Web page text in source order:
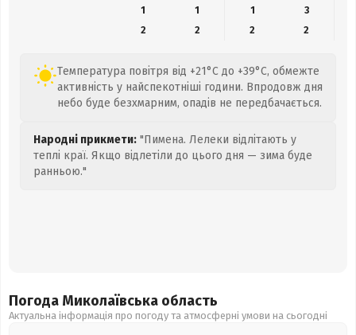
1
1 1
3
2
2 2 2
Температура повітря від +21°C до +39°C, обмежте
активність у найспекотніші години. Впродовж дня
небо буде безхмарним, опадів не передбачається.
Народні прикмети: "Пимена. Лелеки відлітають у
теплі краї. Якщо відлетіли до цього дня — зима буде
ранньою."
Погода Миколаївська область
Актуальна інформація про погоду та атмосферні умови на сьогодні